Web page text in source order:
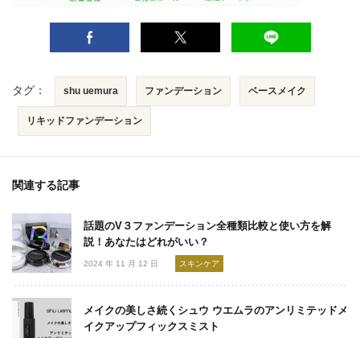
タグ： shu uemura ファンデーション ベースメイク
リキッドファンデーション
関連する記事
話題のV３ファンデーション全種類比較と使い方を解
説！あなたはどれがいい？
2024 年 11 月 12 日 スキンケア
メイクの美しさ続くシュウ ウエムラのアンリミテッドメ
イクアップフィックスミスト